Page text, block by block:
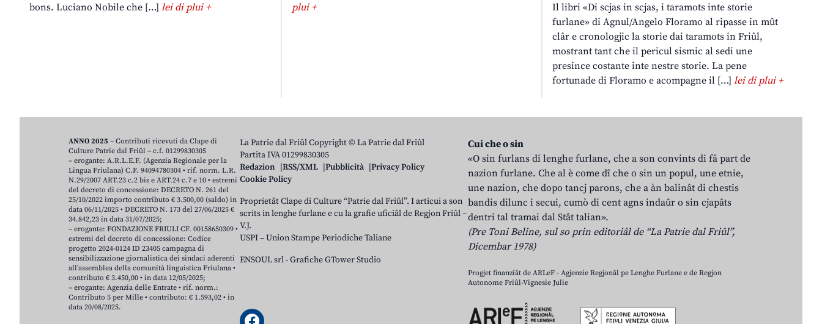
bons. Luciano Nobile che […] lei di plui +
plui +
Il libri «Di scjas in scjas, i taramots inte storie
furlane» di Agnul/Angelo Floramo al ripasse in mût
clâr e cronologjic la storie dai taramots in Friûl,
mostrant tant che il pericul sismic al sedi une
presince costante inte nestre storie. La pene
fortunade di Floramo e acompagne il […]lei di plui +
La Patrie dal Friûl Copyright © La Patrie dal Friûl
Partita IVA 01299830305
Redazion
RSS/XML Pubblicità
Privacy Policy
Cookie Policy
Proprietât Clape di Culture “Patrie dal Friûl”. I articui a son
scrits in lenghe furlane e cu la grafie uficiâl de Regjon Friûl –
V.J.
USPI – Union Stampe Periodiche Taliane
ENSOUL srl-Grafiche GTower Studio
Cui che o sin
«O sin furlans di lenghe furlane, che a son convints di fâ part de
nazion furlane. Che al è come dî che o sin un popul, une etnie,
une nazion, che dopo tancj parons, che a àn balinât di chestis
bandis dilunc i secui, cumò di cent agns indaûr o sin cjapâts
dentri tal tramai dal Stât talian».
(Pre Toni Beline, sul so prin editoriâl de “La Patrie dal Friûl”,
Dicembar 1978)
Progjet finanziât de ARLeF - Agjenzie Regjonâl pe Lenghe Furlane e de Regjon
Autonome Friûl-Vignesie Julie
ANNO 2025 – Contributi ricevuti da Clape di
Culture Patrie dal Friûl – c.f. 01299830305
– erogante: A.R.L.E.F. (Agenzia Regionale per la
Lingua Friulana) C.F. 94094780304 • rif. norm. L.R.
N.29/2007 ART.23 c.2 bis e ART.24 c.7 e 10 • estremi
del decreto di concessione: DECRETO N. 261 del
25/10/2022 importo contributo € 3.500,00 (saldo) in
data 06/11/2025 • DECRETO N. 173 del 27/06/2025 €
34.842,23 in data 31/07/2025;
– erogante: FONDAZIONE FRIULI CF. 00158650309 •
estremi del decreto di concessione: Codice
progetto 2024-0124 ID 23405 campagna di
sensibilizzazione giornalistica dei sindaci aderenti
all’assemblea della comunità linguistica Friulana •
contributo € 3.450,00 • in data 12/05/2025;
– erogante: Agenzia delle Entrate • rif. norm.:
Contributo 5 per Mille • contributo: € 1.593,02 • in
data 20/08/2025.